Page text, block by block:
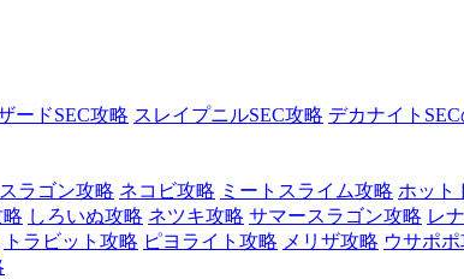
ードSEC攻略 スレイプニルSEC攻略 デカナイト
スラゴン攻略 ネコビ攻略 ミートスライム攻略 ホット
しろいぬ攻略 ネツキ攻略 サマースラゴン攻略 レ
トラビット攻略 ピヨライト攻略 メリザ攻略 ウサポ